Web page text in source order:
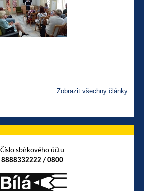
Zobrazit všechny články
Číslo sbírkového účtu
8888332222 / 0800